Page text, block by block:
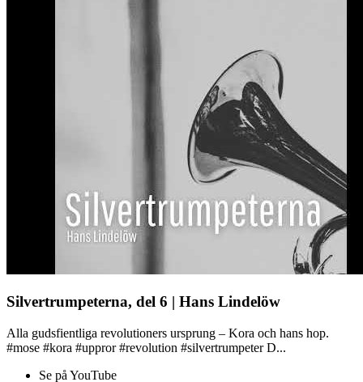
Silvertrumpeterna, del 6 | Hans Lindelöw
Alla gudsfientliga revolutioners ursprung – Kora och hans hop.
#mose #kora #uppror #revolution #silvertrumpeter D...
Se på YouTube